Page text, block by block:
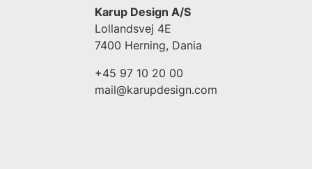
Karup Design A/S
Lollandsvej 4E
7400 Herning, Dania
+45 97 10 20 00
mail@karupdesign.com